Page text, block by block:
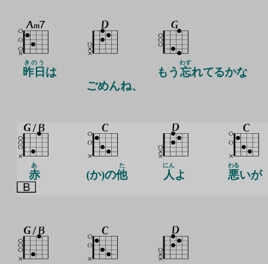
昨日
きのう
は
ごめんね、
もう 忘
わす
れてるかな
赤
あ
(か)の他
た
人
にん
よ 悪
わる
いが